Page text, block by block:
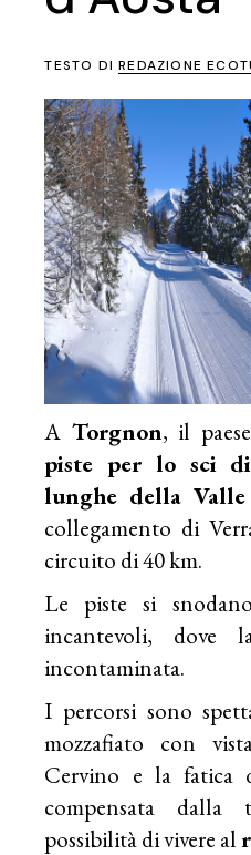
TESTO DIREDAZIONE
A Torgnon, il
piste per lo sci
lunghe della Valle
collegamento di
circuito di 40 km.
Le piste si
incantevoli, dove
incontaminata.
I percorsi sono
mozzafiato con
Cervino e la fatica
compensata
possibilità di vivere al